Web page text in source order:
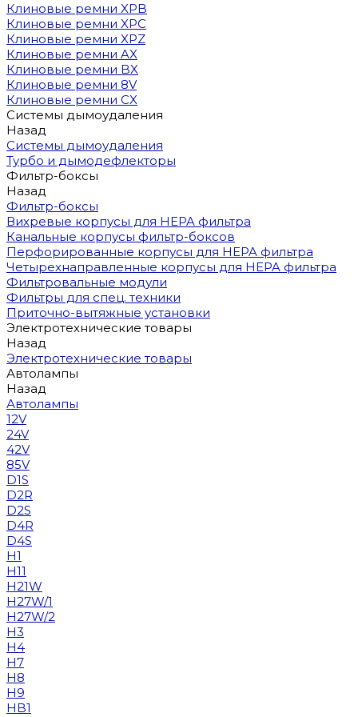
Клиновые ремни XPB
Клиновые ремни XPC
Клиновые ремни XPZ
Клиновые ремни AX
Клиновые ремни BX
Клиновые ремни 8V
Клиновые ремни CX
Системы дымоудаления
Назад
Системы дымоудаления
Турбо и дымодефлекторы
Фильтр-боксы
Назад
Фильтр-боксы
Вихревые корпусы для HEPA фильтра
Канальные корпусы фильтр-боксов
Перфорированные корпусы для HEPA фильтра
Четырехнаправленные корпусы для HEPA фильтра
Фильтровальные модули
Фильтры для спец. техники
Приточно-вытяжные установки
Электротехнические товары
Назад
Электротехнические товары
Автолампы
Назад
Автолампы
12V
24V
42V
85V
D1S
D2R
D2S
D4R
D4S
H1
H11
H21W
H27W/1
H27W/2
H3
H4
H7
H8
H9
HB1